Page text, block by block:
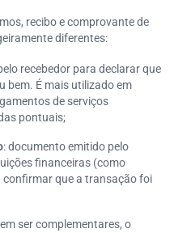
recibo e comprovante de
diferentes:
recebedor para declarar que
bem. É mais utilizado em
de serviços
pontuais;
: documento emitido pelo
financeiras (como
que a transação foi
ser complementares, o